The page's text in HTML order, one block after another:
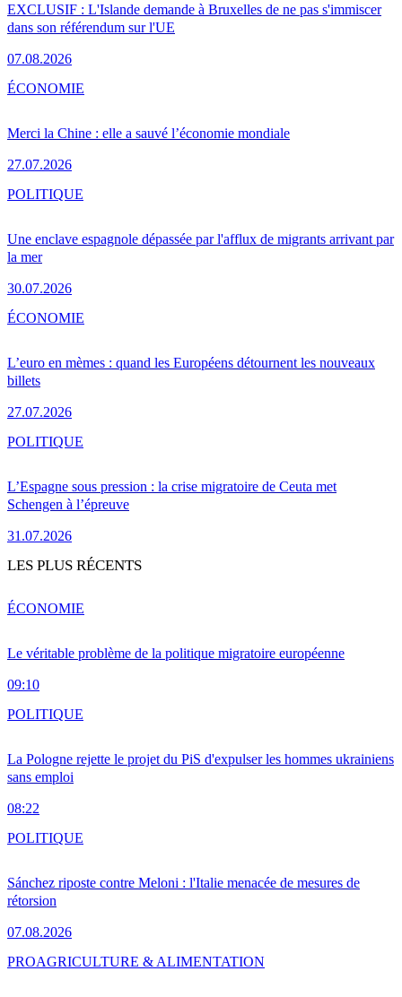
EXCLUSIF : L'Islande demande à Bruxelles de ne pas s'immiscer
dans son référendum sur l'UE
07.08.2026
Merci la Chine : elle a sauvé l’économie mondiale
27.07.2026
ÉCONOMIE
Une enclave espagnole dépassée par l'afflux de migrants arrivant par
la mer
30.07.2026
POLITIQUE
L’euro en mèmes : quand les Européens détournent les nouveaux
billets
27.07.2026
ÉCONOMIE
L’Espagne sous pression : la crise migratoire de Ceuta met
Schengen à l’épreuve
31.07.2026
POLITIQUE
LES PLUS RÉCENTS
Le véritable problème de la politique migratoire européenne
09:10
ÉCONOMIE
La Pologne rejette le projet du PiS d'expulser les hommes ukrainiens
sans emploi
08:22
POLITIQUE
Sánchez riposte contre Meloni : l'Italie menacée de mesures de
rétorsion
07.08.2026
POLITIQUE
PROAGRICULTURE & ALIMENTATION